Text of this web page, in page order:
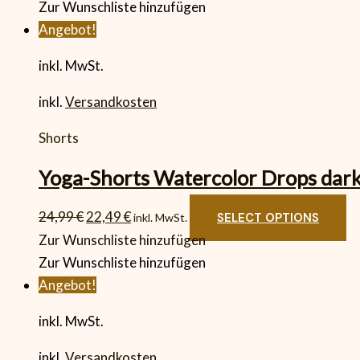
Zur Wunschliste hinzufügen
Angebot!
inkl. MwSt.
inkl.Versandkosten
Shorts
Yoga-Shorts Watercolor Drops
24,99€22,49€inkl. MwSt. SELECT OPTIONS
Zur Wunschliste hinzufügen
Zur Wunschliste hinzufügen
Angebot!
inkl. MwSt.